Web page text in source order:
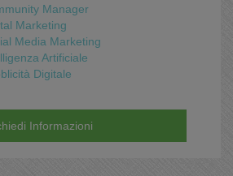
Manager
Marketing
Media Marketing
Artificiale
Digitale
Informazioni